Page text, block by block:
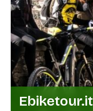
Ebiketour.it